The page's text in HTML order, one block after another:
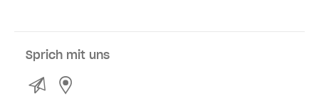
Sprich mit uns
Kontakt